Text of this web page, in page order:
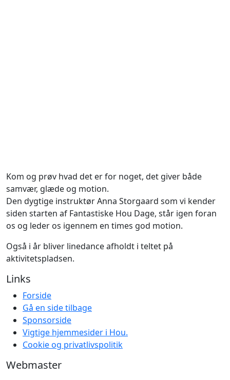
Kom og prøv hvad det er for noget, det giver både
samvær, glæde og motion.
Den dygtige instruktør Anna Storgaard som vi kender
siden starten af Fantastiske Hou Dage, står igen foran
os og leder os igennem en times god motion.
Også i år bliver linedance afholdt i teltet på
aktivitetspladsen.
Links
Forside
Gå en side tilbage
Sponsorside
Vigtige hjemmesider i Hou.
Cookie og privatlivspolitik
Webmaster